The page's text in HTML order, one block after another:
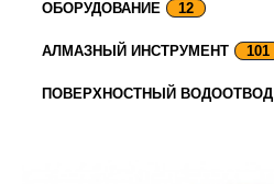
ОБОРУДОВАНИЕ 12
АЛМАЗНЫЙ ИНСТРУМЕНТ 101
ПОВЕРХНОСТНЫЙ ВОДООТВОД